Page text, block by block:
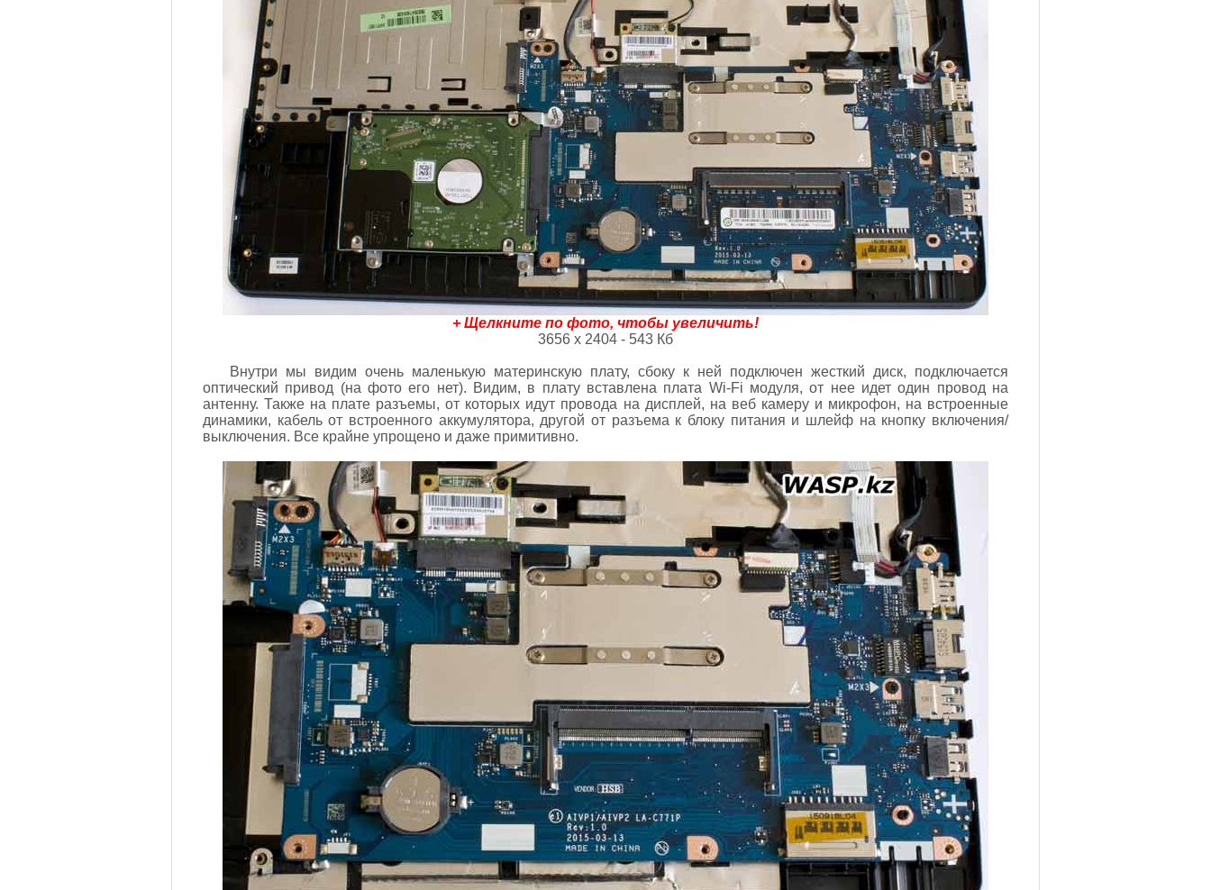
+ Щелкните по фото, чтобы увеличить!
3656 х 2404 - 543 Кб
Внутри мы видим очень маленькую материнскую плату, сбоку к ней подключен жесткий диск, подключается
оптический привод (на фото его нет). Видим, в плату вставлена плата Wi-Fi модуля, от нее идет один провод на
антенну. Также на плате разъемы, от которых идут провода на дисплей, на веб камеру и микрофон, на встроенные
динамики, кабель от встроенного аккумулятора, другой от разъема к блоку питания и шлейф на кнопку включения/
выключения. Все крайне упрощено и даже примитивно.